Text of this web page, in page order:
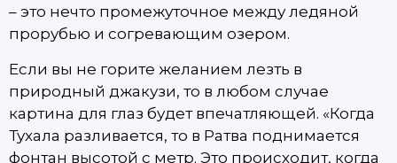
– это нечто промежуточное между ледяной
прорубью и согревающим озером.
Если вы не горите желанием лезть в
природный джакузи, то в любом случае
картина для глаз будет впечатляющей. «Когда
Тухала разливается, то в Ратва поднимается
фонтан высотой с метр. Это происходит, когда